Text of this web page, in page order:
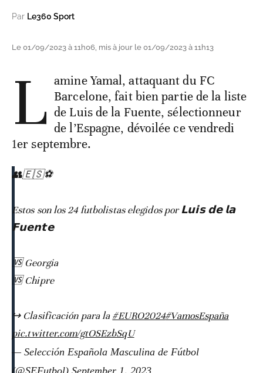
Par Le360 Sport
Le 01/09/2023 à 11h06, mis à jour le 01/09/2023 à 11h13
L amine Yamal, attaquant du FC
Barcelone, fait bien partie de la liste
de Luis de la Fuente, sélectionneur
de l’Espagne, dévoilée ce vendredi
1er septembre.
👥🇪🇸⚽️
Estos son los 24 futbolistas elegidos por 𝗟𝘂𝗶𝘀 𝗱𝗲 𝗹𝗮
𝗙𝘂𝗲𝗻𝘁𝗲
🆚 Georgia
🆚 Chipre
↪️ Clasificación para la#EURO2024#VamosEspaña
pic.twitter.com/gtOSEzbSqU
— Selección Española Masculina de Fútbol